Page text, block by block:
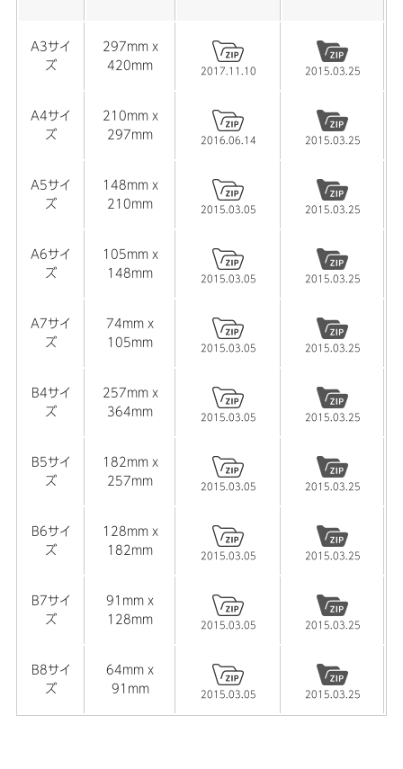
2021.12.27
【年賀状】2022年 寅年 年賀状の取り扱いが終了しまし
2021.12.01
【封筒】PowerPoint用テンプレートを公開しました。
2021.12.01
2021.10.20
【年賀状】2022年 寅年 年賀状用テンプレートを公開しま
した。
【卓上カレンダー】2022年 卓上カレンダー用のテンプレ
ートを公開しました。
【封筒】Ilustrator用テンプレートを更新しました。
【折りパンフレット】Ilustrator用テンプレートを公開しま
した。
【名刺】名刺 欧米・小型サイズ PowerPoint用のテンプレ
2021.03.24
【名刺】名刺 欧米・小型サイズ用のテンプレートを公開し
A3サイ
ズ
297mm x
420mm
2017.11.10 2015.03.25
A4サイ
ズ
210mm x
297mm
2016.06.14 2015.03.25
A5サイ
ズ
148mm x
210mm
2015.03.05 2015.03.25
A6サイ
ズ
105mm x
148mm
2015.03.05 2015.03.25
A7サイ
ズ
74mm x
105mm
2015.03.05 2015.03.25
B4サイ
ズ
257mm x
364mm
2015.03.05 2015.03.25
B5サイ
ズ
182mm x
257mm
2015.03.05 2015.03.25
B6サイ
ズ
128mm x
182mm
2015.03.05 2015.03.25
B7サイ
ズ
91mm x
128mm
2015.03.05 2015.03.25
B8サイ
ズ
64mm x
91mm
2015.03.05 2015.03.25